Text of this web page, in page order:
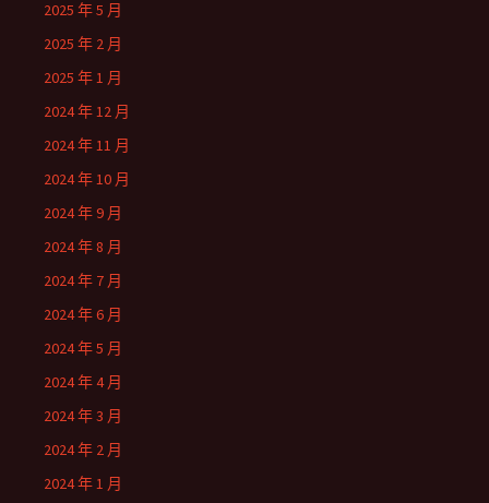
2025 年 5 月
2025 年 2 月
2025 年 1 月
2024 年 12 月
2024 年 11 月
2024 年 10 月
2024 年 9 月
2024 年 8 月
2024 年 7 月
2024 年 6 月
2024 年 5 月
2024 年 4 月
2024 年 3 月
2024 年 2 月
2024 年 1 月